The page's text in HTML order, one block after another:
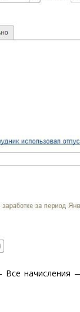
Все начисления